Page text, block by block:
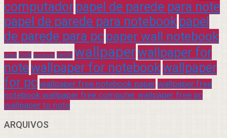
computador papel de parede para note
papel de parede para notebook papel
de parede para pc paper wall notebook
praia rock sucesso verde wallpaperwallpaper for
notewallpaper for notebookwallpaper
for pc wallpaper free notebook paper wallpaper free
notebook wallpaper free computer wallpaper free pc
wallpaper to note
ARQUIVOS